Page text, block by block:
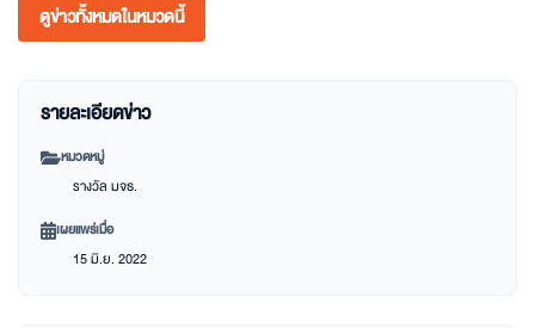
ดูข่าวทั้งหมดในหมวดนี้
รายละเอียดข่าว
หมวดหมู่
รางวัล มจธ.
เผยแพร่เมื่อ
15 มิ.ย. 2022